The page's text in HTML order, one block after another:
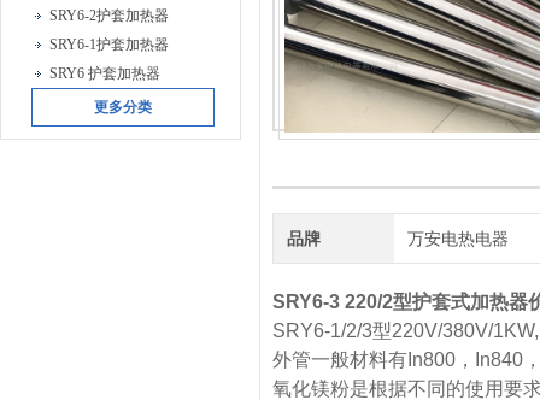
SRY6-2护套加热器
SRY6-1护套加热器
SRY6 护套加热器
更多分类
品牌 万安电热电器
SRY6-3 220/2型护套式加热器
SRY6-1/2/3型220V/380V/
外管一般材料有In800，In840
氧化镁粉是根据不同的使用要